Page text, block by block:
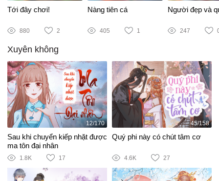
Tới đây chơi!
880 2
Nàng tiên cá
405 1
Người đẹp và
247
Xuyên không
12/170
Sau khi chuyển kiếp nhặt được
ma tôn đại nhân
1.8K 17
45/158
Quý phi này có chút tâm cơ
4.6K 27